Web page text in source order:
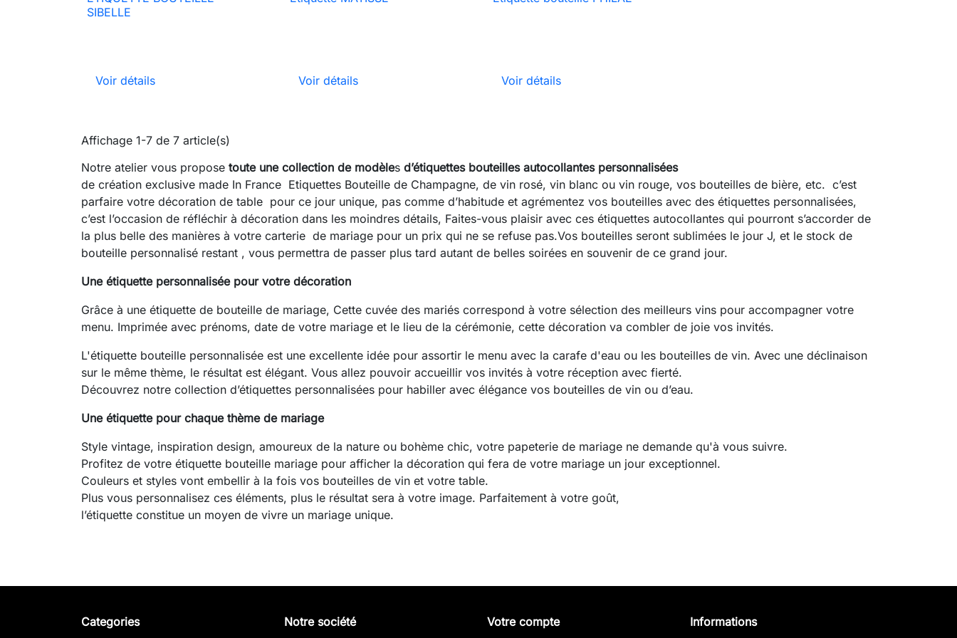
 Aperçu rapide
SIBELLE
Voir détails
 Aperçu rapide
Voir détails
 Aperçu rapide
Voir détails
Affichage 1-7 de 7 article(s)
Notre atelier vous propose toute une collection de modèles d’étiquettes bouteilles autocollantes personnalisées
de création exclusive made In France Etiquettes Bouteille de Champagne, de vin rosé, vin blanc ou vin rouge, vos bouteilles de bière, etc. c’est
parfaire votre décoration de table pour ce jour unique, pas comme d’habitude et agrémentez vos bouteilles avec des étiquettes personnalisées,
c’est l’occasion de réfléchir à décoration dans les moindres détails, Faites-vous plaisir avec ces étiquettes autocollantes qui pourront s’accorder de
la plus belle des manières à votre carterie de mariage pour un prix qui ne se refuse pas.Vos bouteilles seront sublimées le jour J, et le stock de
bouteille personnalisé restant , vous permettra de passer plus tard autant de belles soirées en souvenir de ce grand jour.
Une étiquette personnalisée pour votre décoration
Grâce à une étiquette de bouteille de mariage, Cette cuvée des mariés correspond à votre sélection des meilleurs vins pour accompagner votre
menu. Imprimée avec prénoms, date de votre mariage et le lieu de la cérémonie, cette décoration va combler de joie vos invités.
L'étiquette bouteille personnalisée est une excellente idée pour assortir le menu avec la carafe d'eau ou les bouteilles de vin. Avec une déclinaison
sur le même thème, le résultat est élégant. Vous allez pouvoir accueillir vos invités à votre réception avec fierté.
Découvrez notre collection d’étiquettes personnalisées pour habiller avec élégance vos bouteilles de vin ou d’eau.
Une étiquette pour chaque thème de mariage
Style vintage, inspiration design, amoureux de la nature ou bohème chic, votre papeterie de mariage ne demande qu'à vous suivre.
Profitez de votre étiquette bouteille mariage pour afficher la décoration qui fera de votre mariage un jour exceptionnel.
Couleurs et styles vont embellir à la fois vos bouteilles de vin et votre table.
Plus vous personnalisez ces éléments, plus le résultat sera à votre image. Parfaitement à votre goût,
l’étiquette constitue un moyen de vivre un mariage unique.
Categories Notre société Votre compte Informations